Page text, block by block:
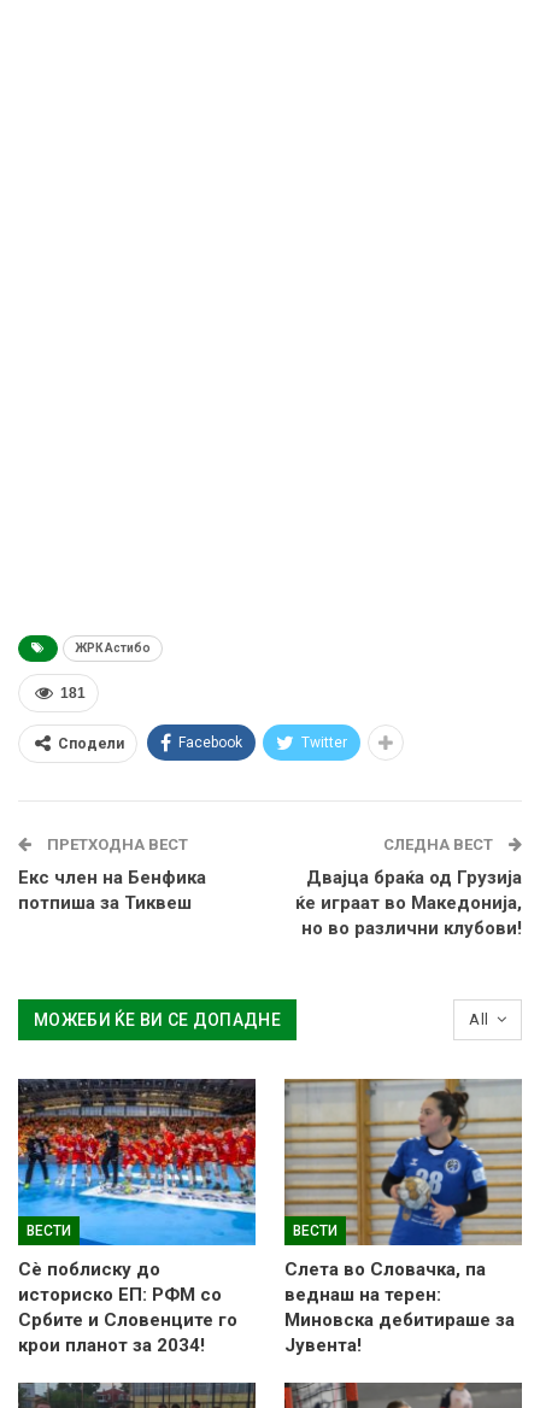
ЖРК Астибо
181
Сподели Facebook Twitter
ПРЕТХОДНА ВЕСТ
Екс член на Бенфика
потпиша за Тиквеш
СЛЕДНА ВЕСТ
Двајца браќа од Грузија
ќе играат во Македонија,
но во различни клубови!
All
МОЖЕБИ ЌЕ ВИ СЕ ДОПАДНЕ
ВЕСТИ
Сè поблиску до
историско ЕП: РФМ со
Србите и Словенците го
крои планот за 2034!
ВЕСТИ
Слетa во Словачка, па
веднаш на терен:
Миновска дебитираше за
Јувента!